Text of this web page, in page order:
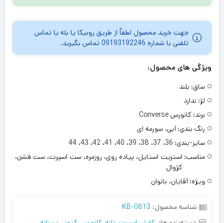
جهت خرید محصول لطفاٌ از طریق روبیکا یا بله یا تماس
تلفنی با شماره 09193192246 تماس بگیرید.
ویژگی های محصول:
ساق: بلند
لژ: ندارد
برند: کانورس Converse
رنگ بندی: آبی، سورمه ای
سایز-بندی: 36، 37، 38، 39، 40، 41، 42، 43، 44
مناسب: استریت استایل، پیاده روی، روزمره، ست اسپرت، ست فشن،
کژوال
ویژه: آقایان، بانوان
شناسه محصول: KB-0813